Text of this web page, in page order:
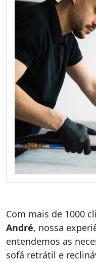
Com mais de 1000
André, nossa
entendemos as
sofá retrátil e